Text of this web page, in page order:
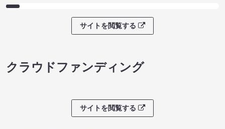
サイトを閲覧する
クラウドファンディング
サイトを閲覧する